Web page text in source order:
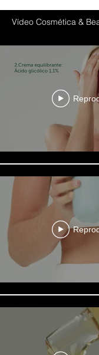
Vídeo Cosmética &